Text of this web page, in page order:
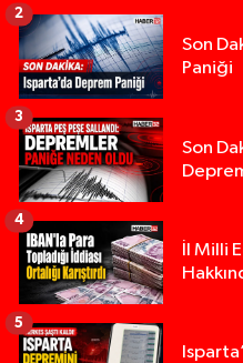
Son
Paniği
2
Son
3
İl Milli
4
5
13:00 |Yığılca'da